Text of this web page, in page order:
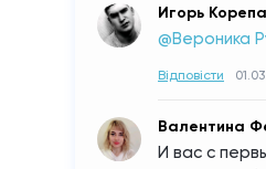
Игорь
@Вероника
Відповісти
Валентина
И вас с